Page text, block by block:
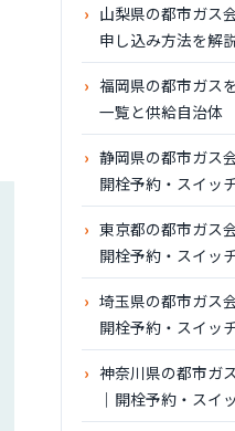
山梨県の都市ガス
申し込み方法を解
福岡県の都市ガス
一覧と供給自治体
静岡県の都市ガス
開栓予約・スイッ
東京都の都市ガス
開栓予約・スイッ
埼玉県の都市ガス
開栓予約・スイッ
神奈川県の都市ガ
｜開栓予約・スイ